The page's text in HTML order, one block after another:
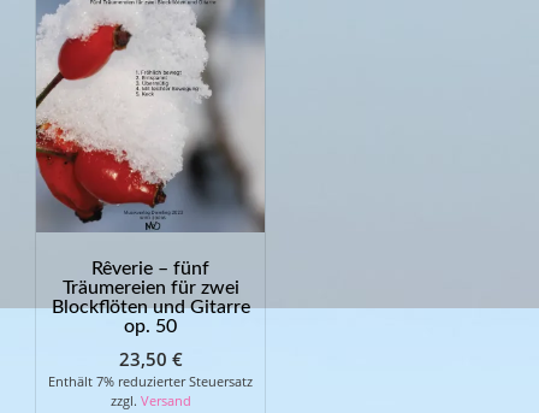
Rêverie – fünf
Träumereien für zwei
Blockflöten und Gitarre
op. 50
23,50 €
Enthält 7% reduzierter Steuersatz
zzgl. Versand